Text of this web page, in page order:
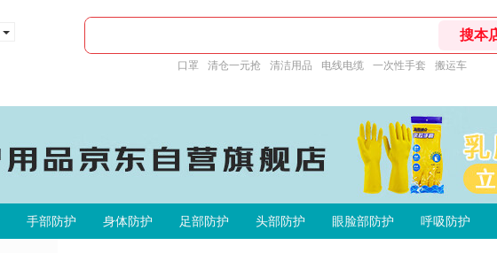
口罩 清仓一元抢 清洁用品 电线电缆 一次性手套 搬运车
手部防护 身体防护 足部防护 头部防护 眼脸部防护 呼吸防护